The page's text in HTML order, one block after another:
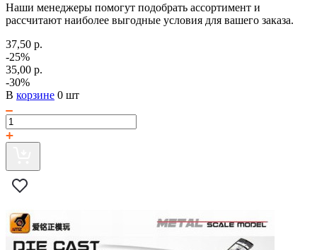
Наши менеджеры помогут подобрать ассортимент и
рассчитают наиболее выгодные условия для вашего заказа.
37,50 р.
-25%
35,00 р.
-30%
В корзине 0 шт